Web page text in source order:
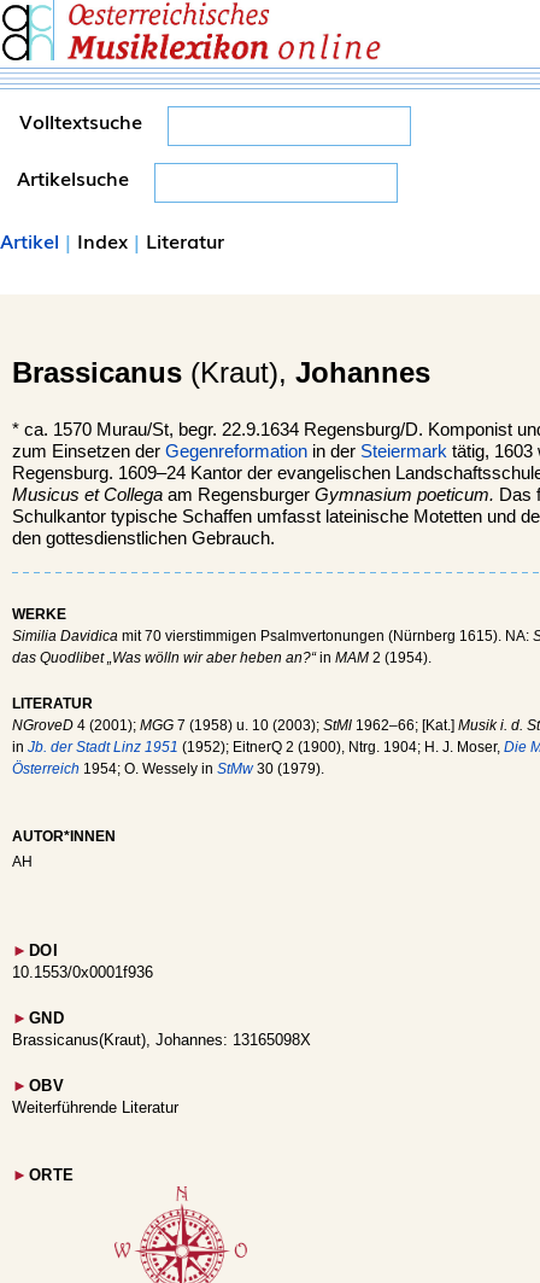
Volltextsuche
Artikelsuche
Artikel | Index | Literatur
Brassicanus (Kraut), Johannes
* ca. 1570 Murau/St, begr. 22.9.1634 Regensburg/D. Komponist
zum Einsetzen der Gegenreformation in der Steiermark tätig, 1603
Regensburg. 1609–24 Kantor der evangelischen
Musicus et Collega am Regensburger Gymnasium poeticum. Das
Schulkantor typische Schaffen umfasst lateinische Motetten und
den gottesdienstlichen Gebrauch.
WERKE
Similia Davidica mit 70 vierstimmigen Psalmvertonungen (Nürnberg 1615). NA:
das Quodlibet „Was wölln wir aber heben an?“in MAM 2 (1954).
LITERATUR
NGroveD 4 (2001); MGG 7 (1958) u. 10 (2003); StMl 1962–66; [Kat.] Musik i. d.
in Jb. der Stadt Linz 1951 (1952); EitnerQ 2 (1900), Ntrg. 1904; H. J. Moser, Die
Österreich 1954; O. Wessely in StMw30 (1979).
AUTOR*INNEN
AH
► DOI
10.1553/0x0001f936
► GND
Brassicanus(Kraut), Johannes: 13165098X
► OBV
Weiterführende Literatur
► ORTE